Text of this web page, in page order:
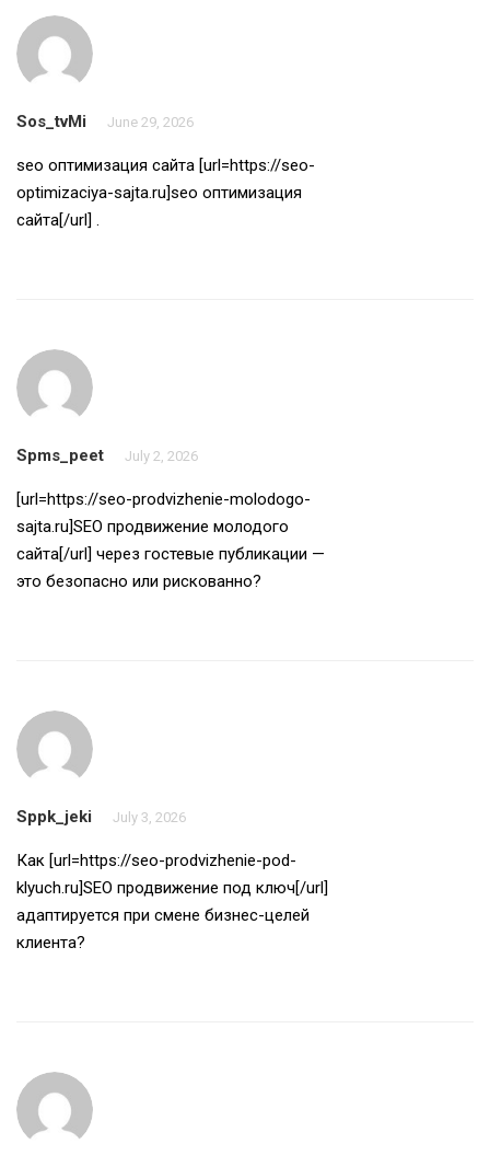
Sos_tvMi June 29, 2026
seo оптимизация сайта [url=https://seo-
optimizaciya-sajta.ru]seo оптимизация
сайта[/url] .
Spms_peet July 2, 2026
[url=https://seo-prodvizhenie-molodogo-
sajta.ru]SEO продвижение молодого
сайта[/url] через гостевые публикации —
это безопасно или рискованно?
Sppk_jeki July 3, 2026
Как [url=https://seo-prodvizhenie-pod-
klyuch.ru]SEO продвижение под ключ[/url]
адаптируется при смене бизнес-целей
клиента?